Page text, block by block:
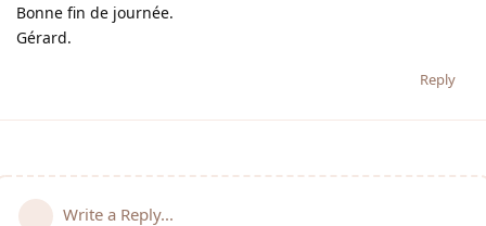
Bonne fin de journée.
Gérard.
Reply
Write a Reply...